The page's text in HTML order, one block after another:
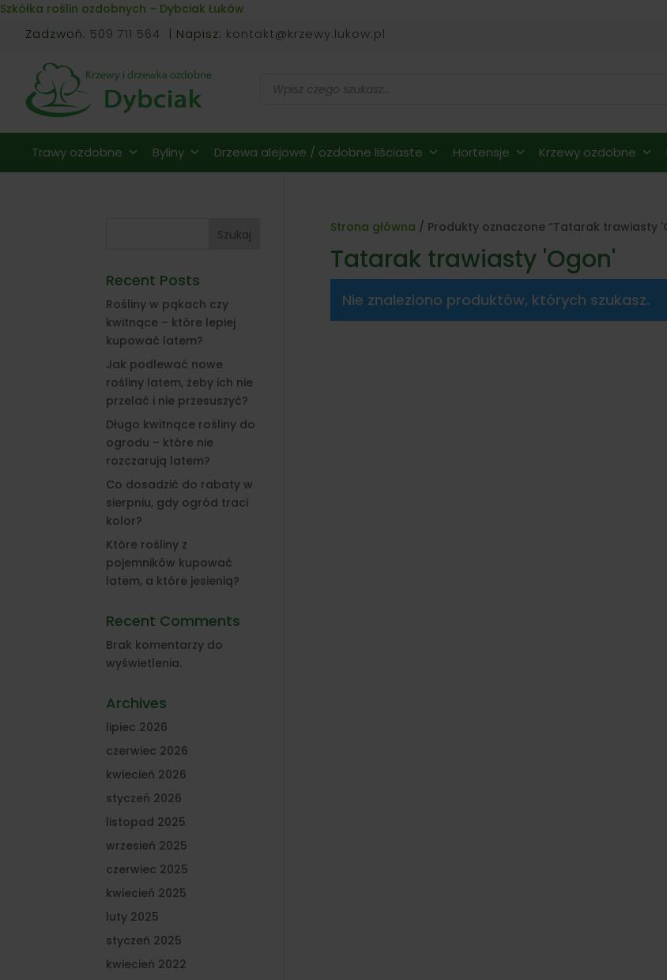
Skip to content
Szkółka roślin ozdobnych – Dybciak Łuków
Zadzwoń: 509 711 564 | Napisz: kontakt@krzewy.lukow.pl
produktów
Trawy ozdobne Byliny Drzewa alejowe / ozdobne liściaste Hortensje Krzewy ozdobne
Strona główna / Produkty oznaczone “Tatarak trawiasty
Tatarak trawiasty 'Ogon'
Nie znaleziono produktów, których szukasz.
Szukaj
Recent Posts
Rośliny w pąkach czy
kwitnące – które lepiej
kupować latem?
Jak podlewać nowe
rośliny latem, żeby ich nie
przelać i nie przesuszyć?
Długo kwitnące rośliny do
ogrodu – które nie
rozczarują latem?
Co dosadzić do rabaty w
sierpniu, gdy ogród traci
kolor?
Które rośliny z
pojemników kupować
latem, a które jesienią?
Recent Comments
Brak komentarzy do
wyświetlenia.
Archives
lipiec 2026
czerwiec 2026
kwiecień 2026
styczeń 2026
listopad 2025
wrzesień 2025
czerwiec 2025
kwiecień 2025
luty 2025
styczeń 2025
kwiecień 2022